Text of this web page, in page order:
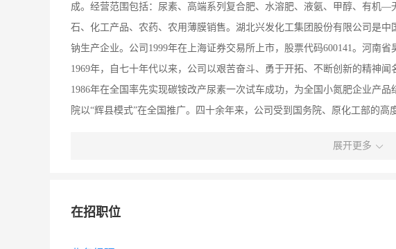
成。经营范围包括：尿素、高端系列复合肥、水溶肥、液氨、甲醇、有机
石、化工产品、农药、农用薄膜销售。湖北兴发化工集团股份有限公司是
钠生产企业。公司1999年在上海证券交易所上市，股票代码600141。河南
1969年，自七十年代以来，公司以艰苦奋斗、勇于开拓、不断创新的精神
1986年在全国率先实现碳铵改产尿素一次试车成功，为全国小氮肥企业产
院以“辉县模式”在全国推广。四十余年来，公司受到国务院、原化工部的高
并先后通过了ISO9001国际质量管理体系认证和ISO14001国际环境管理体
来”的经营理念，努力把河南兴发昊利达肥业有限公司建设成为豫北地区最
展开更多
在招职位